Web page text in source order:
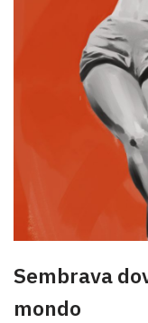
Sembrava
mondo